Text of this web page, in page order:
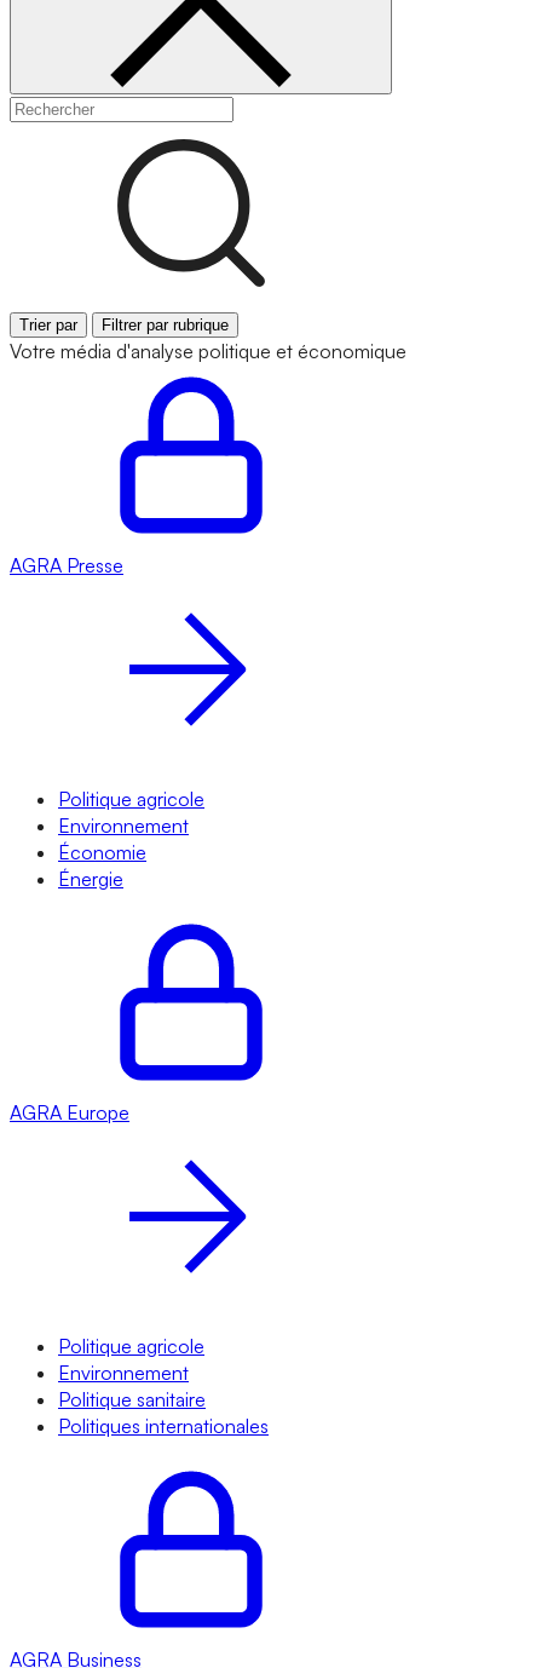
Trier par Filtrer par rubrique
Votre média d'analyse politique et économique
AGRA Presse
Politique agricole
Environnement
Économie
Énergie
AGRA Europe
Politique agricole
Environnement
Politique sanitaire
Politiques internationales
AGRA Business